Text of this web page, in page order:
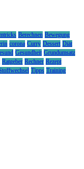
Berechnen Bewegung
corona Curry Dessert Diät
Gesundheit Grundumsatz
Ratgeber Rechner Rezept
Tipps Training